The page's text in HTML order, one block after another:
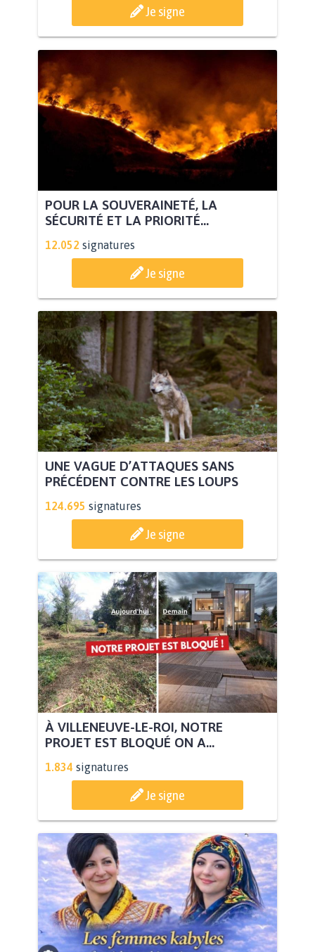
Je signe
POUR LA SOUVERAINETÉ, LA
SÉCURITÉ ET LA PRIORITÉ...
12.052 signatures
Je signe
UNE VAGUE D’ATTAQUES SANS
PRÉCÉDENT CONTRE LES LOUPS
124.695 signatures
Je signe
À VILLENEUVE-LE-ROI, NOTRE
PROJET EST BLOQUÉ ON A...
1.834 signatures
Je signe